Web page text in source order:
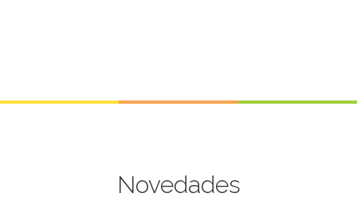
Novedades